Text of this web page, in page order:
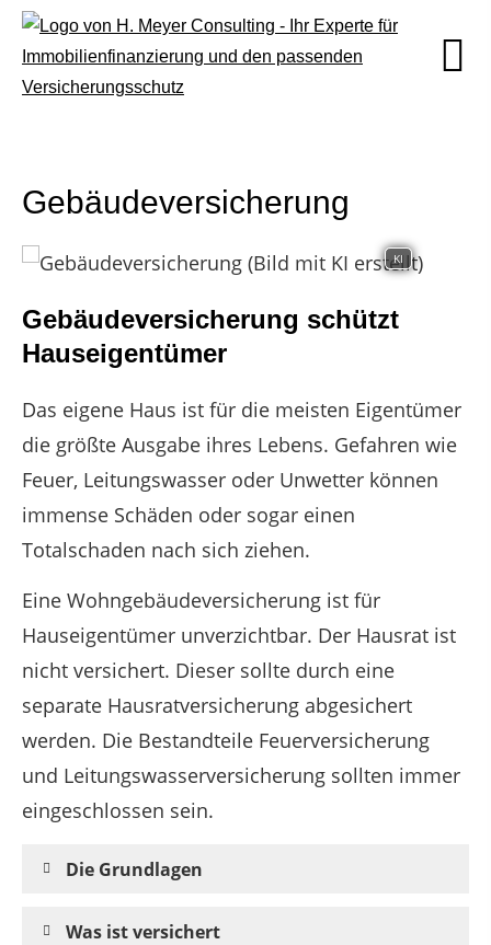
Gebäudeversicherung
KI
Gebäudeversicherung schützt
Hauseigentümer
Das eigene Haus ist für die meisten Eigentümer
die größte Ausgabe ihres Lebens. Gefahren wie
Feuer, Leitungswasser oder Unwetter können
immense Schäden oder sogar einen
Totalschaden nach sich ziehen.
Eine Wohngebäudeversicherung ist für
Hauseigentümer unverzichtbar. Der Hausrat ist
nicht versichert. Dieser sollte durch eine
separate Hausratversicherung abgesichert
werden. Die Bestandteile Feuerversicherung
und Leitungswasserversicherung sollten immer
eingeschlossen sein.
Die Grundlagen
Was ist versichert